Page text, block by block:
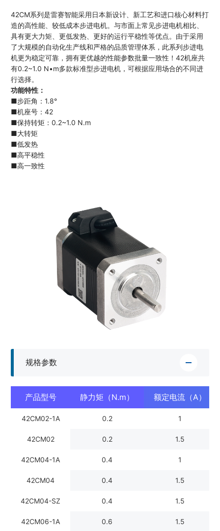
42CM系列是雷赛智能采用日本新设计、新工艺和进口核心材料打
造的高性能、较低成本步进电机。与市面上常见步进电机相比、
具有更大力矩、更低发热、更好的运行平稳性等优点。由于采用
了大规模的自动化生产线和严格的品质管理体系，此系列步进电
机更为稳定可靠，拥有更优越的性能参数批量一致性！42机座共
有0.2~1.0 N•m多款标准型步进电机，可根据应用场合的不同进
行选择。
功能特性：
■步距角：1.8°
■机座号：42
■保持转矩：0.2~1.0 N.m
■大转矩
■低发热
■高平稳性
■高一致性
规格参数
产品型号 静力矩（N.m） 额定电流（A）
42CM02-1A 0.2 1
42CM02 0.2 1.5
42CM04-1A 0.4 1
42CM04 0.4 1.5
42CM04-SZ 0.4 1.5
42CM06-1A 0.6 1.5